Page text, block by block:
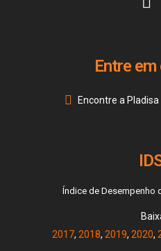
Entre
Encontre a
Índice de Desempenho
2017, 2018, 2019, 2020,